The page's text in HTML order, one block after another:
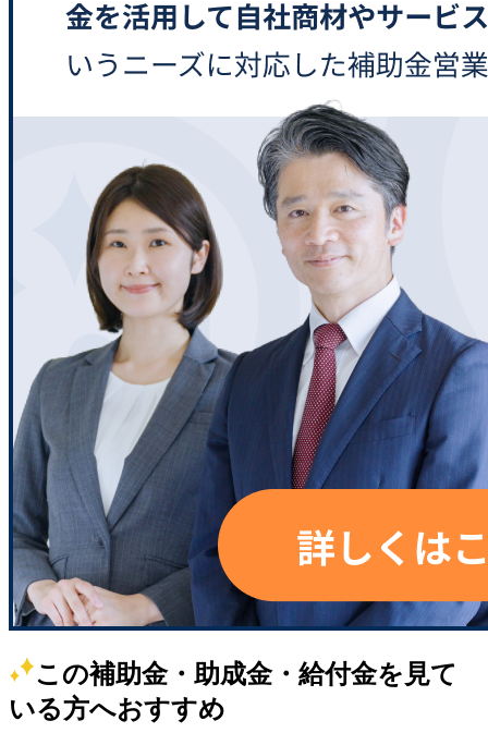
この補助金・助成金・給付金を見て
いる方へおすすめ